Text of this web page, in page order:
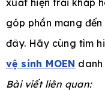
xuất hiện trải khắp
góp phần mang
đây. Hãy cùng tìm
vệ sinh MOEN danh
Bài viết liên quan: